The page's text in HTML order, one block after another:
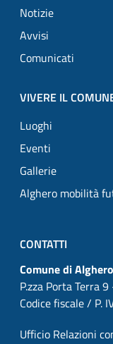
Notizie
Avvisi
Comunicati
VIVERE IL
Luoghi
Eventi
Gallerie
Alghero mobilità
CONTATTI
Comune di Alghero
P.zza Porta Terra
Codice fiscale / P.
Ufficio Relazioni